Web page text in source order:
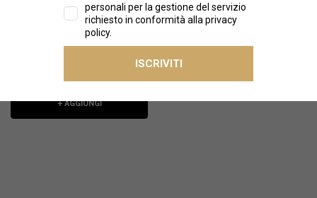
Bully - Bomber in eco
€295,00
+ AGGIUNGI